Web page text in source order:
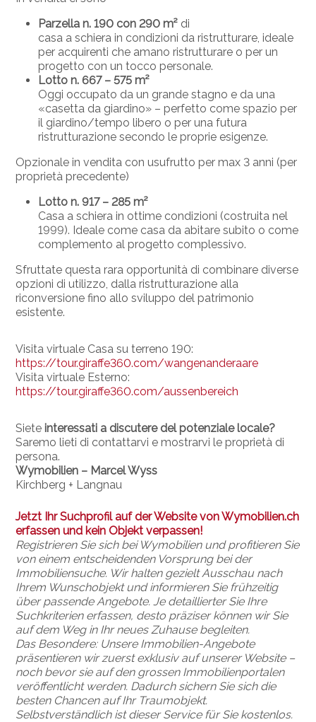
Parzella n. 190 con 290 m² di
casa a schiera in condizioni da ristrutturare, ideale
per acquirenti che amano ristrutturare o per un
progetto con un tocco personale.
Lotto n. 667 – 575 m²
Oggi occupato da un grande stagno e da una
«casetta da giardino» – perfetto come spazio per
il giardino/tempo libero o per una futura
ristrutturazione secondo le proprie esigenze.
Opzionale in vendita con usufrutto per max 3 anni (per
proprietà precedente)
Lotto n. 917 – 285 m²
Casa a schiera in ottime condizioni (costruita nel
1999). Ideale come casa da abitare subito o come
complemento al progetto complessivo.
Sfruttate questa rara opportunità di combinare diverse
opzioni di utilizzo, dalla ristrutturazione alla
riconversione fino allo sviluppo del patrimonio
esistente.
Visita virtuale Casa su terreno 190:
https://tour.giraffe360.com/wangenanderaare
Visita virtuale Esterno:
https://tour.giraffe360.com/aussenbereich
Siete interessati a discutere del potenziale locale?
Saremo lieti di contattarvi e mostrarvi le proprietà di
persona.
Wymobilien – Marcel Wyss
Kirchberg + Langnau
Jetzt Ihr Suchprofil auf der Website von Wymobilien.ch
erfassen und kein Objekt verpassen!
Registrieren Sie sich bei Wymobilien und profitieren Sie
von einem entscheidenden Vorsprung bei der
Immobiliensuche. Wir halten gezielt Ausschau nach
Ihrem Wunschobjekt und informieren Sie frühzeitig
über passende Angebote. Je detaillierter Sie Ihre
Suchkriterien erfassen, desto präziser können wir Sie
auf dem Weg in Ihr neues Zuhause begleiten.
Das Besondere: Unsere Immobilien-Angebote
präsentieren wir zuerst exklusiv auf unserer Website –
noch bevor sie auf den grossen Immobilienportalen
veröffentlicht werden. Dadurch sichern Sie sich die
besten Chancen auf Ihr Traumobjekt.
Selbstverständlich ist dieser Service für Sie kostenlos.